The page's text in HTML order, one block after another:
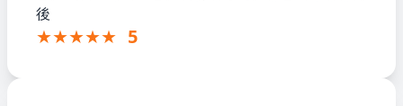
後
★★★★★ 5